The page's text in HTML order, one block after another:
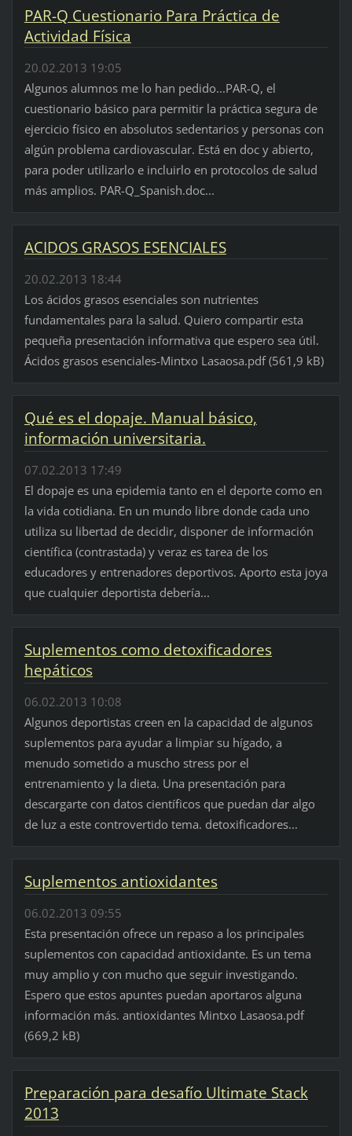
PAR-Q Cuestionario Para Práctica de
Actividad Física
20.02.2013 19:05
Algunos alumnos me lo han pedido...PAR-Q, el
cuestionario básico para permitir la práctica segura de
ejercicio físico en absolutos sedentarios y personas con
algún problema cardiovascular. Está en doc y abierto,
para poder utilizarlo e incluirlo en protocolos de salud
más amplios. PAR-Q_Spanish.doc...
ACIDOS GRASOS ESENCIALES
20.02.2013 18:44
Los ácidos grasos esenciales son nutrientes
fundamentales para la salud. Quiero compartir esta
pequeña presentación informativa que espero sea útil.
Ácidos grasos esenciales-Mintxo Lasaosa.pdf (561,9 kB)
Qué es el dopaje. Manual básico,
información universitaria.
07.02.2013 17:49
El dopaje es una epidemia tanto en el deporte como en
la vida cotidiana. En un mundo libre donde cada uno
utiliza su libertad de decidir, disponer de información
científica (contrastada) y veraz es tarea de los
educadores y entrenadores deportivos. Aporto esta joya
que cualquier deportista debería...
Suplementos como detoxificadores
hepáticos
06.02.2013 10:08
Algunos deportistas creen en la capacidad de algunos
suplementos para ayudar a limpiar su hígado, a
menudo sometido a muscho stress por el
entrenamiento y la dieta. Una presentación para
descargarte con datos científicos que puedan dar algo
de luz a este controvertido tema. detoxificadores...
Suplementos antioxidantes
06.02.2013 09:55
Esta presentación ofrece un repaso a los principales
suplementos con capacidad antioxidante. Es un tema
muy amplio y con mucho que seguir investigando.
Espero que estos apuntes puedan aportaros alguna
información más. antioxidantes Mintxo Lasaosa.pdf
(669,2 kB)
Preparación para desafío Ultimate Stack
2013